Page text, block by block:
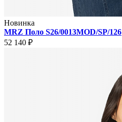
Новинка
MRZ Поло S26/0013MOD/SP/126
52 140 ₽